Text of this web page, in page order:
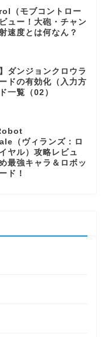
（モブコントロー
ュー！大砲・チャン
速度とは何なん？
ダンジョンクロウラ
ドの有効化（入力方
一覧（02）
（ヴィランズ：ロ
ヤル）攻略レビュ
最強キャラ＆ロボッ
ド！